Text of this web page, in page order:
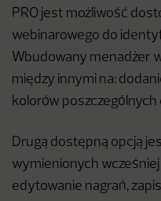
PRO jest możliwość
webinarowego do
Wbudowany menadżer
między innymi na:
kolorów
Drugą dostępną opcją
wymienionych
edytowanie nagrań,